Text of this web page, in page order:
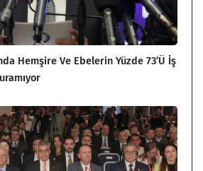
Hemşire Ve Ebelerin Yüzde 73’ü İş